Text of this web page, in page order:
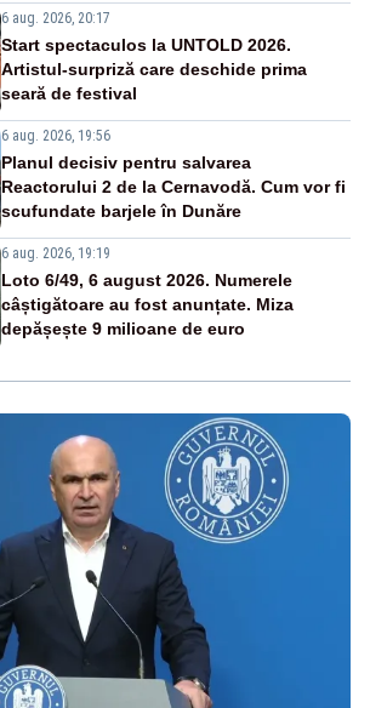
6 aug. 2026, 20:17
Start spectaculos la UNTOLD 2026.
Artistul-surpriză care deschide prima
seară de festival
6 aug. 2026, 19:56
Planul decisiv pentru salvarea
Reactorului 2 de la Cernavodă. Cum vor fi
scufundate barjele în Dunăre
6 aug. 2026, 19:19
Loto 6/49, 6 august 2026. Numerele
câștigătoare au fost anunțate. Miza
depășește 9 milioane de euro